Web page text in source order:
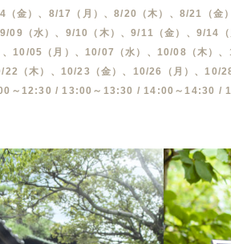
金）、8/17（月）、8/20（木）、8/21（
（水）、9/10（木）、9/11（金）、9/14
10/05（月）、10/07（水）、10/08（木）
（木）、10/23（金）、10/26（月）、10/
～12:30 / 13:00～13:30 / 14:00～14:30 /